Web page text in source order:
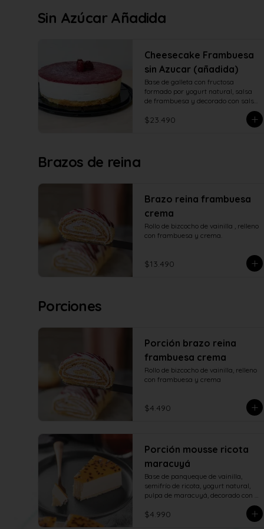
Sin Azúcar Añadida
Cheesecake Frambuesa
sin Azucar (añadida)
Base de galleta con fructosa
formado por yogurt natural, salsa
de frambuesa y decorado con salsa
$23.490
Brazos de reina
Brazo reina frambuesa
crema
Rollo de bizcocho de vainilla , relleno
con frambuesa y crema.
$13.490
Porciones
Porción brazo reina
frambuesa crema
Rollo de bizcocho de vainilla, relleno
con frambuesa y crema
$4.490
Porción mousse ricota
maracuyá
Base de panqueque de vainilla,
semifrío de ricota, yogurt natural,
pulpa de maracuyá, decorado con
$4.990